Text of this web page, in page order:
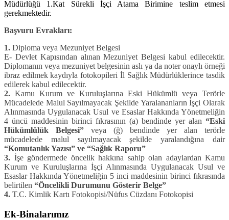
Müdürlüğü 1.Kat Sürekli İşçi Atama Birimine teslim etmesi
gerekmektedir.
Başvuru Evrakları:
1. Diploma veya Mezuniyet Belgesi
E- Devlet Kapısından alınan Mezuniyet Belgesi kabul edilecektir.
Diplomanın veya mezuniyet belgesinin aslı ya da noter onaylı örneği
ibraz edilmek kaydıyla fotokopileri İl Sağlık Müdürlüklerince tasdik
edilerek kabul edilecektir.
2. Kamu Kurum ve Kuruluşlarına Eski Hükümlü veya Terörle
Mücadelede Malul Sayılmayacak Şekilde Yaralananların İşçi Olarak
Alınmasında Uygulanacak Usul ve Esaslar Hakkında Yönetmeliğin
4 üncü maddesinin birinci fıkrasının (a) bendinde yer alan “Eski
Hükümlülük Belgesi” veya (ğ) bendinde yer alan terörle
mücadelede malul sayılmayacak şekilde yaralandığına dair
“Komutanlık Yazısı” ve “Sağlık Raporu”
3. İşe göndermede öncelik hakkına sahip olan adaylardan Kamu
Kurum ve Kuruluşlarına İşçi Alınmasında Uygulanacak Usul ve
Esaslar Hakkında Yönetmeliğin 5 inci maddesinin birinci fıkrasında
belirtilen “Öncelikli Durumunu Gösterir Belge”
4. T.C. Kimlik Kartı Fotokopisi/Nüfus Cüzdanı Fotokopisi
Ek-Binalarımız